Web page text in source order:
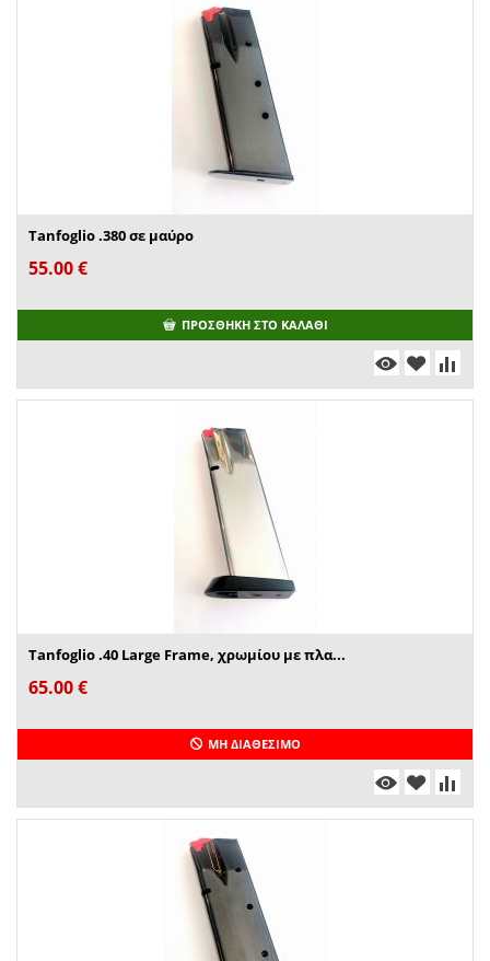
Tanfoglio .380 σε μαύρο
55.00€
ΠΡΟΣΘΉΚΗ ΣΤΟ ΚΑΛΆΘΙ
Tanfoglio .40 Large Frame, χρωμίου με πλα...
65.00€
ΜΗ ΔΙΑΘΈΣΙΜΟ